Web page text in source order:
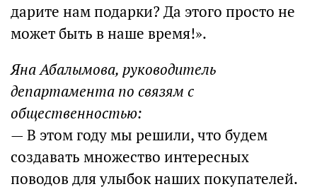
дарите нам подарки? Да этого просто не
может быть в наше время!».
Яна Абалымова, руководитель
департамента по связям с
общественностью:
— В этом году мы решили, что будем
создавать множество интересных
поводов для улыбок наших покупателей.